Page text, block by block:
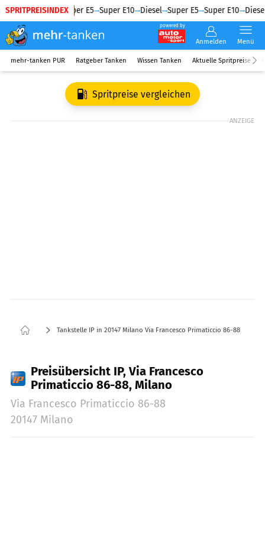
SPRITPREISINDEX
Diesel Super E5 Super E10 Diesel Super E5 Super E10 Diesel
powered by
Anmelden Menü
mehr-tanken PUR Ratgeber Tanken Wissen Tanken Aktuelle Spritpreise
Spritpreise vergleichen
ANZEIGE
Tankstelle IP in 20147 Milano Via Francesco Primaticcio 86-88
Preisübersicht IP, Via Francesco
Primaticcio 86-88, Milano
Via Francesco Primaticcio 86-88
20147 Milano